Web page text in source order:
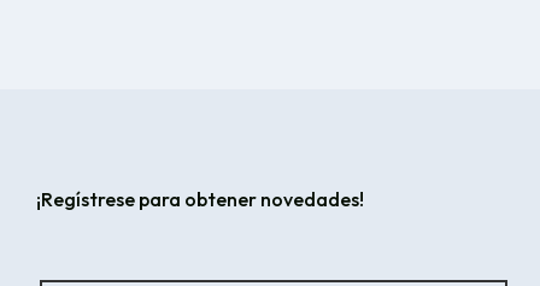
¡Regístrese para obtener novedades!